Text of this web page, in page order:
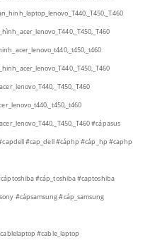
#cápasus
#cap_dell#cáphp#cáp_hp #caphp
#cáp_toshiba#captoshiba
#cápsamsung#cáp_samsung
#cable_laptop